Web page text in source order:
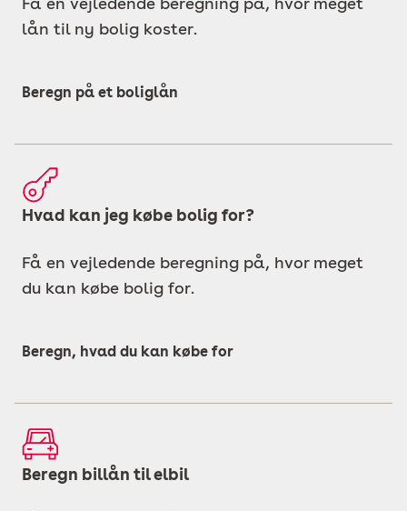
lån til ny bolig koster.
Beregn på et boliglån
Hvad kan jeg købe bolig for?
Få en vejledende beregning på, hvor meget
du kan købe bolig for.
Beregn, hvad du kan købe for
Beregn billån til elbil